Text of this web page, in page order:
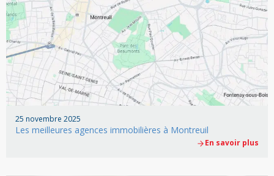
25 novembre 2025
Les meilleures agences immobilières à Montreuil
En savoir plus